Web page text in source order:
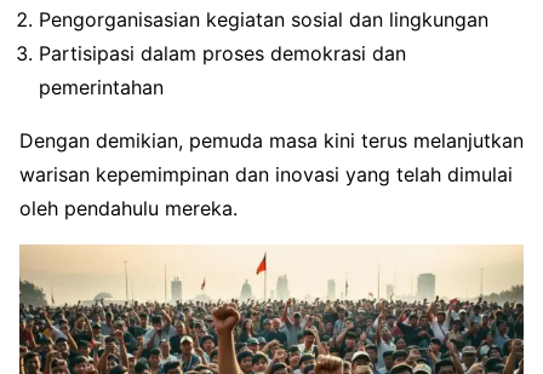
Pengorganisasian kegiatan sosial dan lingkungan
Partisipasi dalam proses demokrasi dan
pemerintahan
Dengan demikian, pemuda masa kini terus melanjutkan
warisan kepemimpinan dan inovasi yang telah dimulai
oleh pendahulu mereka.